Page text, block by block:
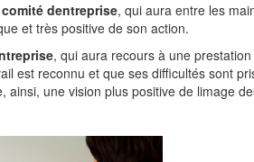
dentreprise, qui aura entre les
et très positive de son action.
, qui aura recours à une
est reconnu et que ses difficultés sont
ainsi, une vision plus positive de limage